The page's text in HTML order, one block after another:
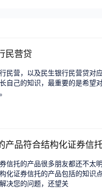
民营贷
民营，以及民生银行民营贷对
自己的知识，最重要的是希望
产品符合结构化证券信
信托的产品很多朋友都还不太
化证券信托的产品包括的知识
决您的问题，还望关